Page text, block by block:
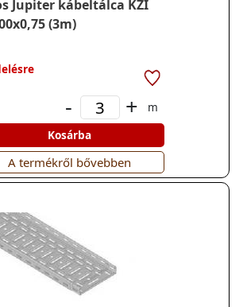
Jupiter kábeltálca KZI
(3m)
- +
m
Kosárba
A termékről bővebben